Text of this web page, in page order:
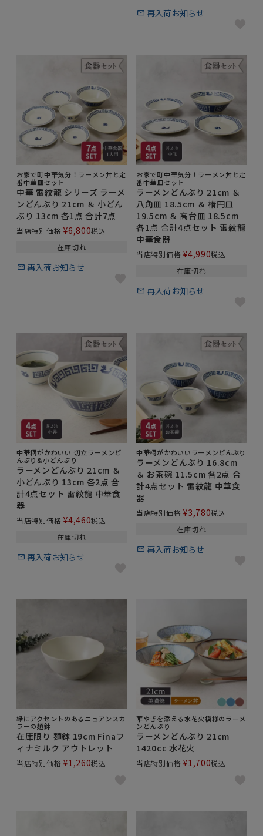
がオススメ。
スープを入れても普通の丼ぶりより持ち上げやすいの
がうれしいポイントです。
軽い食器であれば、洗い物など、家事の時にも便利で
すよ。
軽い食器だと、薄さが気になる、という方は、あえて
しっかりめの丼ぶりもオススメです。しっかりと厚み
のある食器は、高級感や趣がある食器が多いですよ。
そして、やはりご家庭で使うものであれば、汎用性が
高いものがおすすめです。
ラーメンボウルは家庭で揃える食器の中では、サイズ
が大きめですよね。そのため、ラーメン専用となる
と、用意するのを戸惑う方も多いと思います。
もし悩まれる方は、麺類だけでなく、丼物や煮物を盛
り付けるのに最適なデザインの丼ぶりがオススメで
華デザインの中華食器や、和のデザインの和食器です
が、あえてシンプルな無地の食器や、カラフル食器、
洋なデザインや、洋食器などを使っても今風なモダン
な雰囲気を食卓で演出できます。
食卓や自宅の雰囲気に合わせて選んでも良いですし、
お手持ちの食器と合わせて選んでもいいですね。
食器は多種多様なサイズ、色、形、柄、モチーフがあ
ります。
どんな食卓や食器にも合わせやすいホワイトカラーの
白い食器を始め、モダンな黒い食器や、写真映えもバ
ッチリな青い食器は食材の色が良く映えてより一層美
味しそうに見えますよ。その他、和柄の十草模様を始
め、幾何学模様的な洋食器などもございますよ。
また、素材も、磁器、陶器、木などを中心にデザイン
や色と同じく、様々な料理や食器に合うよう、お選び
いただくことができます。陶器ならより一層温かみの
以上で安心の日本製の食器がほとんどです。お茶碗・
湯呑み・マグカップ・箸置き・小皿・中皿・大皿・ラ
ンチプレート・小鉢・中鉢・大鉢・どんぶり・茶碗蒸
し・急須やポット・コーヒーカップ・スープカップな
ど美濃焼を中心に、和食器、洋食器、木製食器、キッ
チン雑貨など5,000点以上取り揃えております。普段
使いからホテル食器まで価格は99円～2,000円以上の
ものまであり、様々な生活スタイルや好みに合わせて
お選び頂けます。
ラーメン鉢や、麺料理に使える丼ぶりは、ご家庭に揃
再入荷お知らせ
お家で町中華気分！ラーメン丼と定
番中華皿セット
中華 雷紋龍 シリーズ ラーメ
ンどんぶり 21cm ＆ 小どん
ぶり 13cm 各1点 合計7点
当店特別価格 ¥6,800税込
在庫切れ
再入荷お知らせ
お家で町中華気分！ラーメン丼と定
番中華皿セット
ラーメンどんぶり 21cm ＆
八角皿 18.5cm ＆ 楕円皿
19.5cm ＆ 高台皿 18.5cm
各1点 合計4点セット 雷紋龍
中華食器
当店特別価格 ¥4,990税込
在庫切れ
再入荷お知らせ
中華柄がかわいい 切立ラーメンど
んぶり&小どんぶり
ラーメンどんぶり 21cm ＆
小どんぶり 13cm 各2点 合
計4点セット 雷紋龍 中華食
器
当店特別価格 ¥4,460税込
在庫切れ
再入荷お知らせ
中華柄がかわいいラーメンどんぶり
ラーメンどんぶり 16.8cm
＆ お茶碗 11.5cm 各2点 合
計4点セット 雷紋龍 中華食
器
当店特別価格 ¥3,780税込
在庫切れ
再入荷お知らせ
縁にアクセントのあるニュアンスカ
ラーの麺鉢
在庫限り 麺鉢 19cm Finaフ
ィナミルク アウトレット
当店特別価格 ¥1,260税込
華やぎを添える水花火模様のラーメ
ンどんぶり
ラーメンどんぶり 21cm
1420cc 水花火
当店特別価格 ¥1,700税込